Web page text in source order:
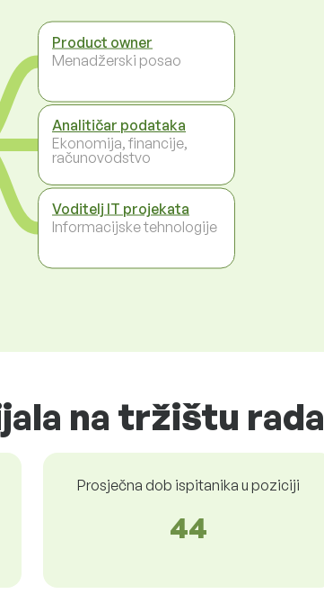
Product owner
Menadžerski posao
Analitičar podataka
Ekonomija, financije,
računovodstvo
Voditelj IT projekata
Informacijske tehnologije
na tržištu rada
Prosječna dob ispitanika u poziciji
44